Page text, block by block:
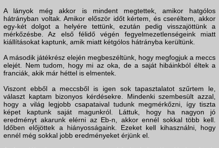
A lányok még akkor is mindent megtettek, amikor hatgólos
hátrányban voltak. Amikor először időt kértem, és cseréltem, akkor
egy-két dolgot a helyére tettünk, ezután pedig visszajöttünk a
mérkőzésbe. Az első félidő végén fegyelmezetlenségeink miatt
kiállításokat kaptunk, amik miatt kétgólos hátrányba kerültünk.
A második játékrész elején megbeszéltünk, hogy megfogjuk a meccs
elejét. Nem tudom, hogy mi az oka, de a saját hibáinkból éltek a
franciák, akik már héttel is elmentek.
Viszont ebből a meccsből is igen sok tapasztalatot szűrtem le,
választ kaptam bizonyos kérdésekre. Mindenki szembesült azzal,
hogy a világ legjobb csapataival tudunk megmérkőzni, így tiszta
képet kaptunk saját magunkról. Láttuk, hogy ha nagyon jó
eredményt akarunk elérni az Eb-n, akkor ennél sokkal több kell.
Időben előjöttek a hiányosságaink. Ezeket kell kihasználni, hogy
ennél még sokkal jobb eredményeket érjünk el.